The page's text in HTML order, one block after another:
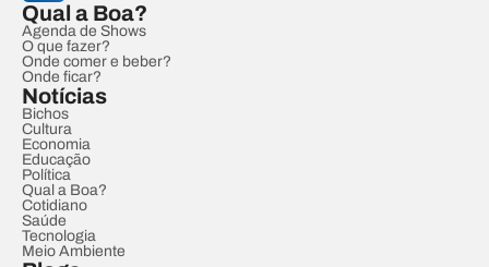
Qual a Boa?
Agenda de Shows
O que fazer?
Onde comer e beber?
Onde ficar?
Notícias
Bichos
Cultura
Economia
Educação
Política
Qual a Boa?
Cotidiano
Saúde
Tecnologia
Meio Ambiente